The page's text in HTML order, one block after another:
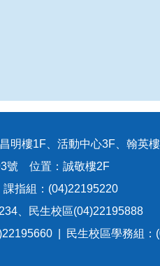
明樓1F、活動中心3F、翰英
號 位置：誠敬樓2F
指組：(04)22195220
、民生校區(04)22195888
| 民生校區學務組：